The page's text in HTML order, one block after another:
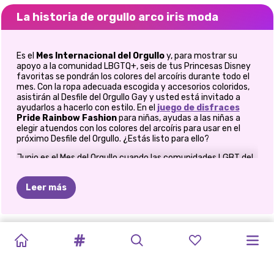
La historia de orgullo arco iris moda
Es el Mes Internacional del Orgulloy, para mostrar su
apoyo a la comunidad LBGTQ+, seis de tus Princesas Disney
favoritas se pondrán los colores del arcoíris durante todo el
mes. Con la ropa adecuada escogida y accesorios coloridos,
asistirán al Desfile del Orgullo Gay y usted está invitado a
ayudarlos a hacerlo con estilo. En el juego de disfraces
Pride Rainbow Fashionpara niñas, ayudas a las niñas a
elegir atuendos con los colores del arcoíris para usar en el
próximo Desfile del Orgullo. ¿Estás listo para ello?
Junio es el Mes del Orgullo cuando las comunidades LGBT del
marcas de ropa, tanto grandes como pequeñas, se enfocan
en el arcoíris para mostrar su apoyo durante el mes del
Orgullo y todos los que no pertenecen a la comunidad LGBT
disfraces enlínea para chicas, te unirás a seis chicas de
debes ayudarlas a elegir un vestido increíble o un atuendo
Leer más
DE
URBANOS
OTOÑO
DE
ESTÉTICA
DE
IRIS
DE
PRINCESA
PATRIA
ENAMORAMIENTO
PRINCESAS
ROCK
PRINCESS
MI